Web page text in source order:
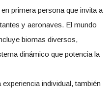
primera persona que invita a
y aeronaves. El mundo
biomas diversos,
dinámico que potencia la
individual, también